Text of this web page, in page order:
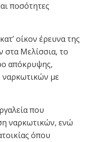
ποσότητες
οίκον έρευνα της
στα Μελίσσια, το
απόκρυψης,
ναρκωτικών με
που
ναρκωτικών, ενώ
όπου